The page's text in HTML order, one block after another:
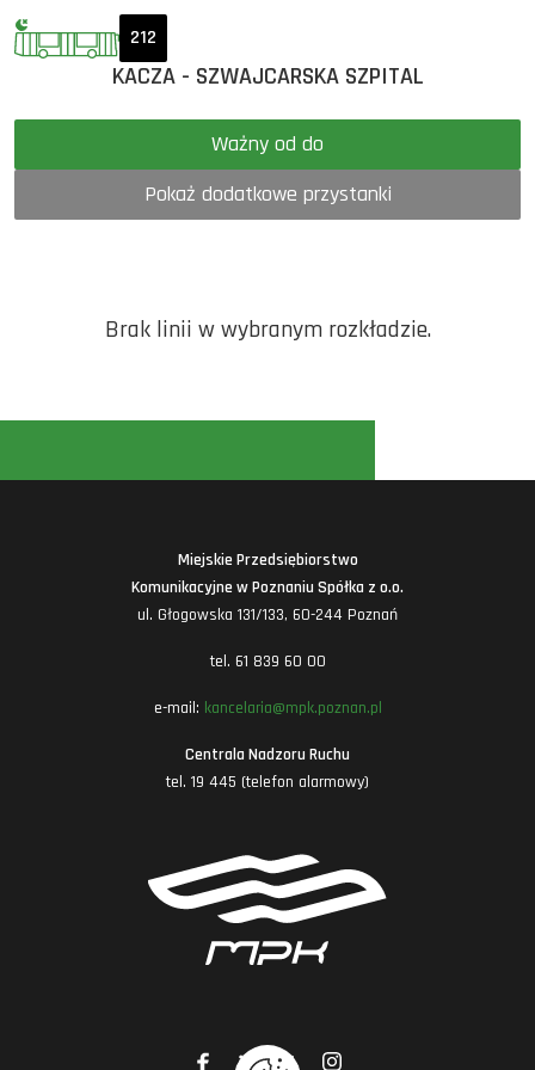
212
KACZA - SZWAJCARSKA SZPITAL
Ważny od do
Pokaż dodatkowe przystanki
Brak linii w wybranym rozkładzie.
Miejskie Przedsiębiorstwo
Komunikacyjne w Poznaniu Spółka z o.o.
ul. Głogowska 131/133, 60-244 Poznań
tel. 61 839 60 00
e-mail: kancelaria@mpk.poznan.pl
Centrala Nadzoru Ruchu
tel. 19 445 (telefon alarmowy)